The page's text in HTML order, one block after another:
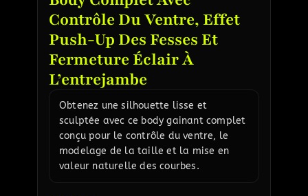
Contrôle Du Ventre, Effet
Push-Up Des Fesses Et
Fermeture Éclair À
L’entrejambe
Obtenez une silhouette lisse et
sculptée avec ce body gainant complet
conçu pour le contrôle du ventre, le
modelage de la taille et la mise en
valeur naturelle des courbes.